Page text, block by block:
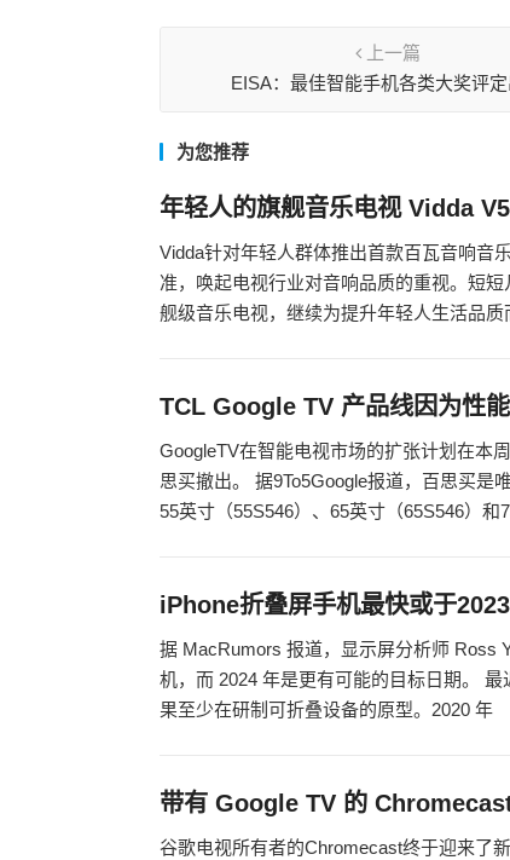
上一篇
EISA：最佳智能手机各类大奖评
为您推荐
年轻人的旗舰音乐电视 Vidda
Vidda针对年轻人群体推出首款百瓦音响音
准，唤起电视行业对音响品质的重视。短
舰级音乐电视，继续为提升年轻人生活品质
TCL Google TV 产品线因为性
GoogleTV在智能电视市场的扩张计划在本
思买撤出。 据9To5Google报道，百思买是
55英寸（55S546）、65英寸（65S546）和
iPhone折叠屏手机最快或于
据 MacRumors 报道，显示屏分析师 Ross
机，而 2024 年是更有可能的目标日期。
果至少在研制可折叠设备的原型。2020 年
带有 Google TV 的
谷歌电视所有者的Chromecast终于迎来了